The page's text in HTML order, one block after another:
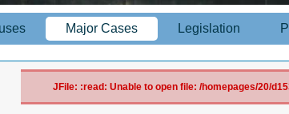
Major Cases Legislation
JFile: :read: Unable to open file: /homepages/20/